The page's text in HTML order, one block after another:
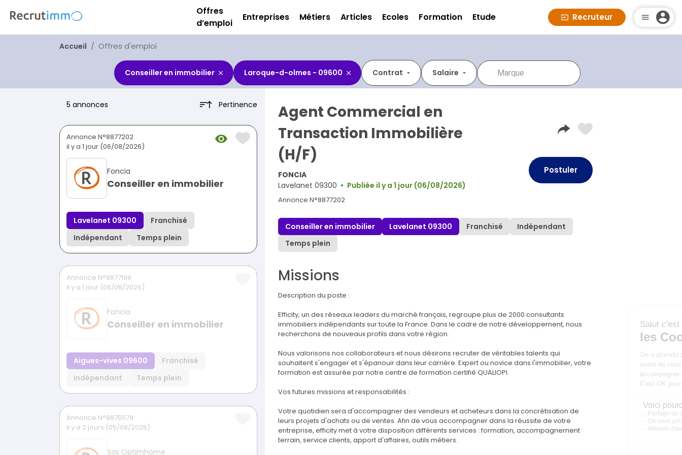
Offres
d’emploi
Entreprises Métiers Articles Ecoles Formation Etude Recruteur
Accueil Offres d'emploi
Conseiller en immobilier Laroque-d-olmes - 09600 Contrat Salaire
5 annonces Pertinence
Annonce N°8877202
il y a 1 jour (06/08/2026)
Foncia
Conseiller en immobilier
Lavelanet 09300
Franchisé
Indépendant
Temps plein
Annonce N°8877198
il y a 1 jour (06/08/2026)
Foncia
Conseiller en immobilier
Aigues-vives 09600
Franchisé
Indépendant
Temps plein
Annonce N°8875579
il y a 2 jours (05/08/2026)
Sas Optimhome
Agent Commercial en
Transaction Immobilière
(H/F)
FONCIA
Lavelanet 09300
Publiée il y a 1 jour (06/08/2026)
Annonce N°8877202
Postuler
Conseiller en immobilier Lavelanet 09300 Franchisé
Indépendant
Temps plein
Missions
Description du poste :
Efficity, un des réseaux leaders du marché français, regroupe plus de 2000 consultants
immobiliers indépendants sur toute la France. Dans le cadre de notre développement, nous
recherchons de nouveaux profils dans votre région.
Nous valorisons nos collaborateurs et nous désirons recruter de véritables talents qui
souhaitent s'engager et s'épanouir dans leur carrière. Expert ou novice dans l'immobilier, votre
formation est assurée par notre centre de formation certifié QUALIOPI.
Vos futures missions et responsabilités :
Votre quotidien sera d'accompagner des vendeurs et acheteurs dans la concrétisation de
leurs projets d'achats ou de ventes. Afin de vous accompagner dans la réussite de votre
entreprise, efficity met à votre disposition différents services : formation, accompagnement
terrain, service clients, apport d'affaires, outils métiers.